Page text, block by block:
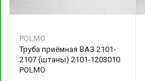
POLMO
Труба приёмная ВАЗ 2101-
2107 (штаны) 2101-1203010
POLMO